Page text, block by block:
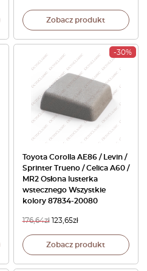
Zobacz produkt
-30%
Toyota Corolla AE86 / Levin /
Sprinter Trueno / Celica A60 /
MR2 Osłona lusterka
wstecznego Wszystkie
kolory 87834-20080
176,64zł 123,65zł
Zobacz produkt